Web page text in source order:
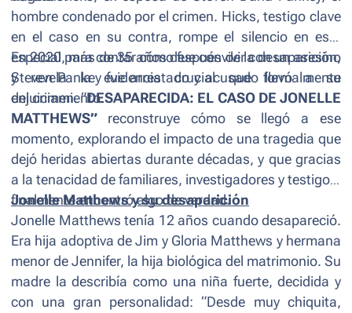
hombre condenado por el crimen. Hicks, testigo clave
en el caso en su contra, rompe el silencio en este
especial para contar cómo fue convivir con un asesino
y revela la evidencia crucial que llevó a su
enjuiciamiento.
En 2020, más de 35 años después de la desaparición,
Steven Pankey fue arrestado y acusado formalmente
del crimen. “DESAPARECIDA: EL CASO DE JONELLE
MATTHEWS” reconstruye cómo se llegó a ese
momento, explorando el impacto de una tragedia que
dejó heridas abiertas durante décadas, y que gracias
a la tenacidad de familiares, investigadores y testigos,
finalmente encontró algo de verdad.
Jonelle Matthews y su desaparición
Jonelle Matthews tenía 12 años cuando desapareció.
Era hija adoptiva de Jim y Gloria Matthews y hermana
menor de Jennifer, la hija biológica del matrimonio. Su
madre la describía como una niña fuerte, decidida y
con una gran personalidad: “Desde muy chiquita,